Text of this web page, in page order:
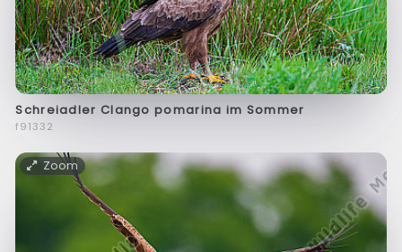
Schreiadler Clango pomarina im Sommer
f91332
Zoom